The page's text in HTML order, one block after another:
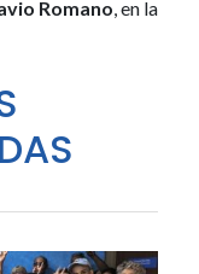
Romano, en la